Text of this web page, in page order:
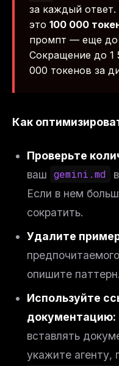
за каждый ответ.
это 100 000
промпт — еще до
Сокращение до 1
000 токенов за
Как
Проверьте
ваш gemini.md
Если в нем
сократить.
Удалите
опишите паттерн.
Используйте
документацию:
вставлять
укажите агенту,